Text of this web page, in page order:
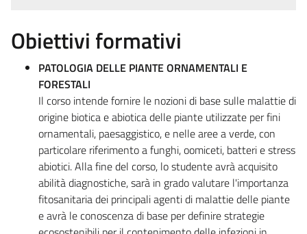
Obiettivi formativi
PATOLOGIA DELLE PIANTE ORNAMENTALI E
FORESTALI
Il corso intende fornire le nozioni di base sulle malattie di
origine biotica e abiotica delle piante utilizzate per fini
ornamentali, paesaggistico, e nelle aree a verde, con
particolare riferimento a funghi, oomiceti, batteri e stress
abiotici. Alla fine del corso, lo studente avrà acquisito
abilità diagnostiche, sarà in grado valutare l'importanza
fitosanitaria dei principali agenti di malattie delle piante
e avrà le conoscenza di base per definire strategie